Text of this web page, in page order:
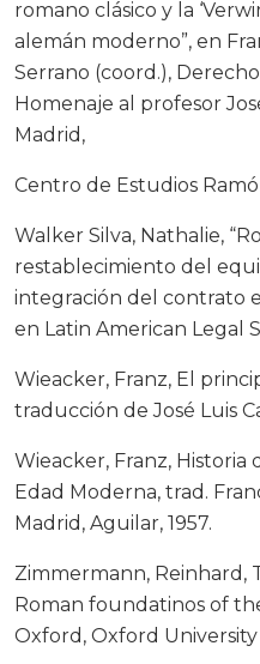
romano clásico y la
alemán moderno”, en
Serrano (coord.),
Homenaje al profesor
Madrid,
Centro de Estudios
Walker Silva, Nathalie,
restablecimiento del
integración del contrato
en Latin American Legal
Wieacker, Franz, El
traducción de José Luis
Wieacker, Franz,
Edad Moderna, trad.
Madrid, Aguilar, 1957.
Zimmermann, Reinhard,
Roman foundatinos of
Oxford, Oxford University